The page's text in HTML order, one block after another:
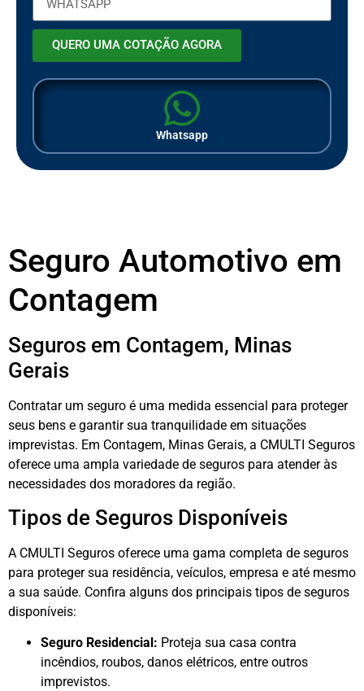
QUERO UMA COTAÇÃO AGORA
Whatsapp
Seguro Automotivo em
Contagem
Seguros em Contagem, Minas
Gerais
Contratar um seguro é uma medida essencial para proteger
seus bens e garantir sua tranquilidade em situações
imprevistas. Em Contagem, Minas Gerais, a CMULTI Seguros
oferece uma ampla variedade de seguros para atender às
necessidades dos moradores da região.
Tipos de Seguros Disponíveis
A CMULTI Seguros oferece uma gama completa de seguros
para proteger sua residência, veículos, empresa e até mesmo
a sua saúde. Confira alguns dos principais tipos de seguros
disponíveis:
Seguro Residencial: Proteja sua casa contra
incêndios, roubos, danos elétricos, entre outros
imprevistos.